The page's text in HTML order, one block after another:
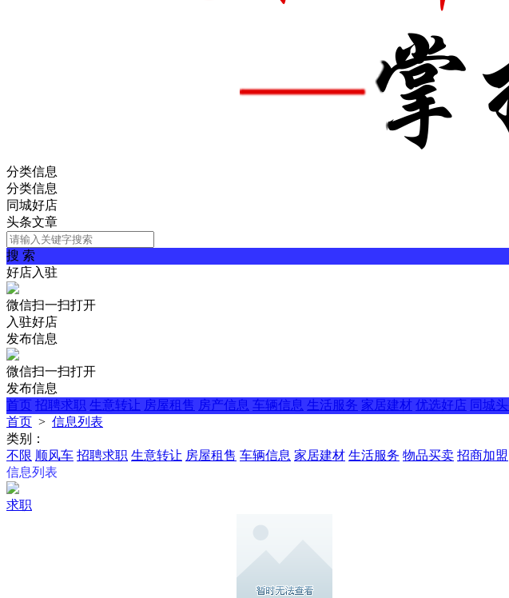
分类信息
分类信息
同城好店
头条文章
搜 索
好店入驻
微信扫一扫打开
入驻好店
发布信息
微信扫一扫打开
发布信息
首页 招聘求职 生意转让 房屋租售 房产信息 车辆信息 生活服务 家居建材 优选好店 同城
首页 > 信息列表
类别：
不限 顺风车 招聘求职 生意转让 房屋租售 车辆信息 家居建材 生活服务 物品买卖 招商加盟
信息列表
求职